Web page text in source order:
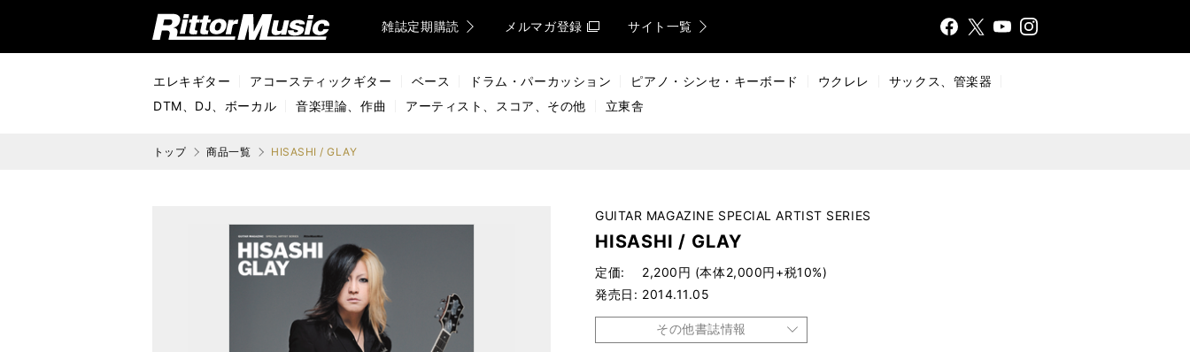
リットーミュージック (Rittor Music) 雑誌定期購読 メルマガ登録 サイト一覧
FaceX
YouTInsta
エレキギター アコースティックギター ベース ドラム・パーカッション ピアノ・シンセ・キーボード ウクレレ
サックス、管楽器
DTM、DJ、ボーカル
音楽理論、作曲 アーティスト、スコア、その他 立東舎
トップ 商品一覧 HISASHI / GLAY
GUITAR MAGAZINE SPECIAL ARTIST SERIES
HISASHI / GLAY
定価
2,200円 (本体2,000円+税10%)
発売日
2014.11.05
その他書誌情報